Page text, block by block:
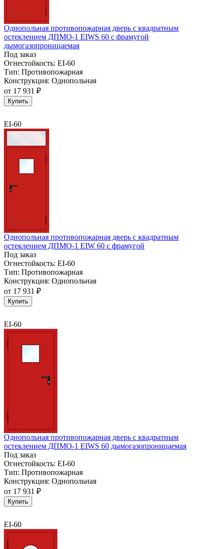
Однопольная противопожарная дверь с квадратным
остеклением ДПМО-1 EIWS 60 с фрамугой
дымогазопроницаемая
Под заказ
Огнестойкость: EI-60
Тип: Противопожарная
Конструкция: Однопольная
от 17 931 ₽
Купить
EI-60
Однопольная противопожарная дверь с квадратным
остеклением ДПМО-1 EIW 60 с фрамугой
Под заказ
Огнестойкость: EI-60
Тип: Противопожарная
Конструкция: Однопольная
от 17 931 ₽
Купить
EI-60
Однопольная противопожарная дверь с квадратным
остеклением ДПМО-1 EIWS 60 дымогазопроницаемая
Под заказ
Огнестойкость: EI-60
Тип: Противопожарная
Конструкция: Однопольная
от 17 931 ₽
Купить
EI-60